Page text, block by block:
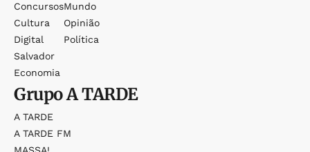
Concursos
Cultura
Digital
Salvador
Economia
Mundo
Opinião
Política
GrupoA TARDE
A TARDE
A TARDE FM